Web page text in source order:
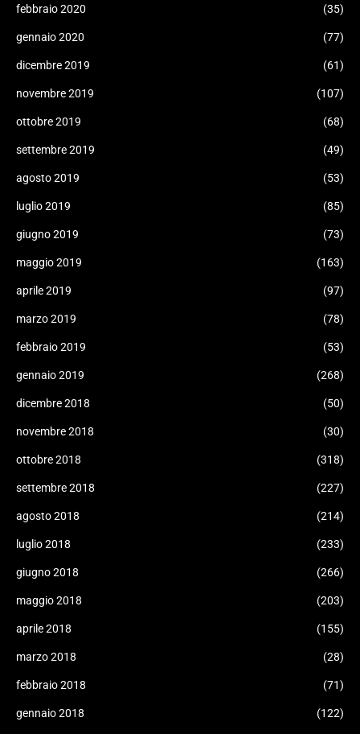
febbraio 2020 (35)
gennaio 2020 (77)
dicembre 2019 (61)
novembre 2019 (107)
ottobre 2019 (68)
settembre 2019 (49)
agosto 2019 (53)
luglio 2019 (85)
giugno 2019 (73)
maggio 2019 (163)
aprile 2019 (97)
marzo 2019 (78)
febbraio 2019 (53)
gennaio 2019 (268)
dicembre 2018 (50)
novembre 2018 (30)
ottobre 2018 (318)
settembre 2018 (227)
agosto 2018 (214)
luglio 2018 (233)
giugno 2018 (266)
maggio 2018 (203)
aprile 2018 (155)
marzo 2018 (28)
febbraio 2018 (71)
gennaio 2018 (122)